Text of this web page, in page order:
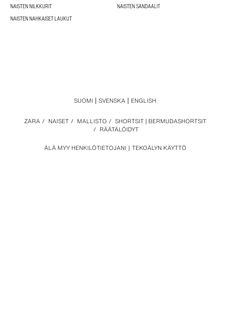
NAISTEN NILKKURIT
NAISTEN SANDAALIT
NAISTEN NAHKAISET LAUKUT
ÄLÄ MYY HENKILÖTIETOJANI TEKOÄLYN KÄYTTÖ
ZARA / NAISET / MALLISTO / SHORTSIT | BERMUDASHORTSIT
/ RÄÄTÄLÖIDYT
SUOMI SVENSKA ENGLISH